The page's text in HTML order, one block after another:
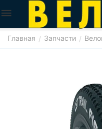
Главная / Запчасти /